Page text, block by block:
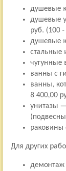
душевые
душевые
руб. (100
душевые
стальные
чугунные
ванны с
ванны,
8 400,00
унитазы
раковины
Для других
демонтаж